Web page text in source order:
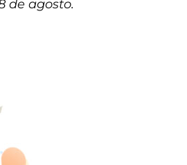
de agosto.